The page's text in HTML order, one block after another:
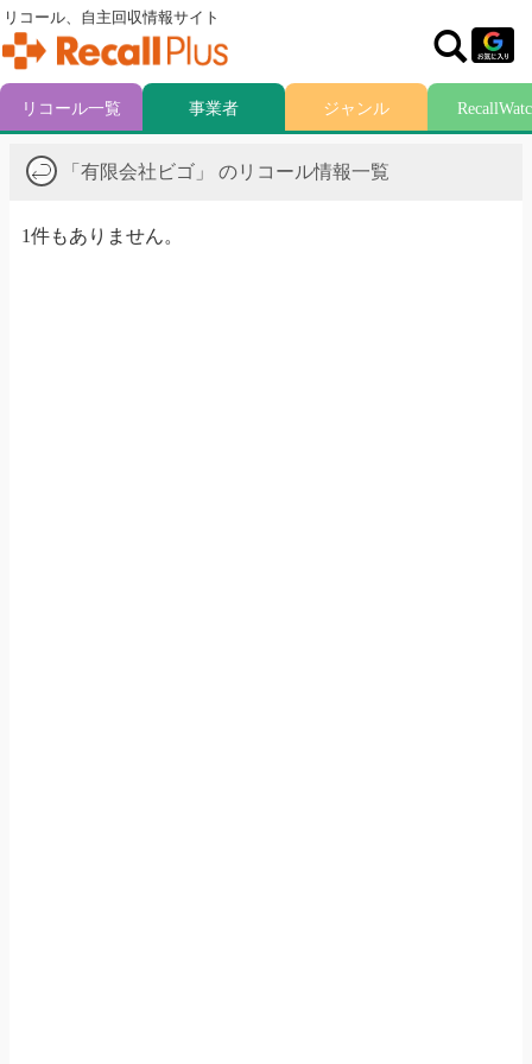
「有限会社ビゴ」 のリコール情報一覧
1件もありません。
リコール、自主回収情報サイト
リコール一覧 事業者 ジャンル